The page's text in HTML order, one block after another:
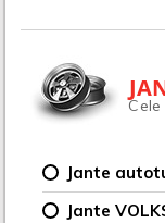
Jante
Jante